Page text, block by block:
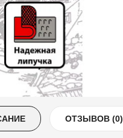
ОТЗЫВОВ (0)